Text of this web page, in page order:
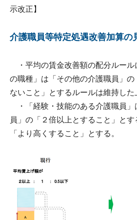
示改正】
介護職員等特定処遇改善加算
・平均の賃金改善額の配分ルール
の職種」は「その他の介護職員」の
ないこと」とするルールは維持した
・「経験・技能のある介護職員」
員」の「２倍以上とすること」とす
「より高くすること」とする。